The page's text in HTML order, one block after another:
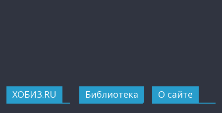
ХОБИЗ.RU Библиотека О сайте